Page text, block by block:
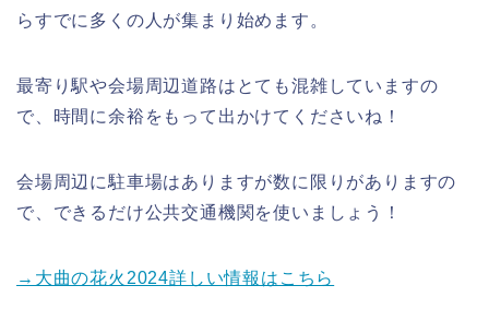
らすでに多くの人が集まり始めます。
最寄り駅や会場周辺道路はとても混雑していますの
で、時間に余裕をもって出かけてくださいね！
会場周辺に駐車場はありますが数に限りがありますの
で、できるだけ公共交通機関を使いましょう！
→大曲の花火2024詳しい情報はこちら